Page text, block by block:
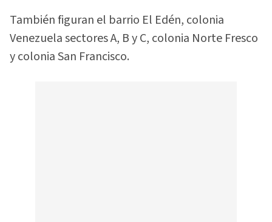
También figuran el barrio El Edén, colonia
Venezuela sectores A, B y C, colonia Norte Fresco
y colonia San Francisco.